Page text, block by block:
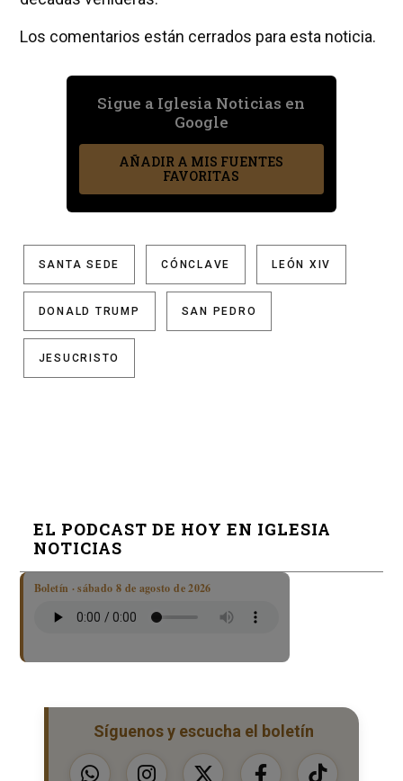
Los comentarios están cerrados para esta noticia.
Sigue a Iglesia Noticias en
Google
AÑADIR A MIS FUENTES
FAVORITAS
SANTA SEDE CÓNCLAVE LEÓN XIV
DONALD TRUMP SAN PEDRO
JESUCRISTO
EL PODCAST DE HOY EN IGLESIA
NOTICIAS
Boletín · sábado 8 de agosto de 2026
Síguenos y escucha el boletín